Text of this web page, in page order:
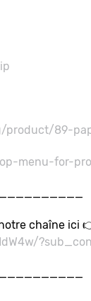
product/89-
menu-for-
chaîne ici